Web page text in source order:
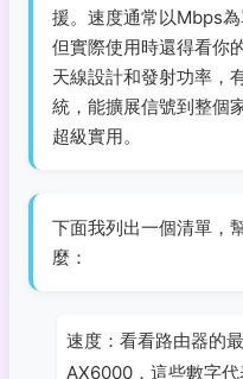
援。速度通常以Mbps
但實際使用時還得看你
天線設計和發射功率，
統，能擴展信號到整個
超級實用。
下面我列出一個清單，
麼：
速度：看看路由器的
AX6000，這些數字